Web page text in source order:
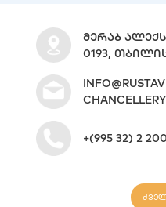
ᲛᲔᲠᲐᲑ
0193,
+(995 32) 2